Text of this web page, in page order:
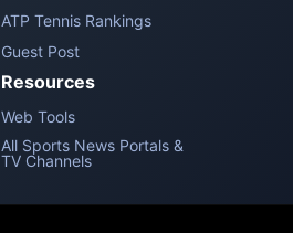
ATP Tennis Rankings
Guest Post
Resources
Web Tools
All Sports News Portals &
TV Channels